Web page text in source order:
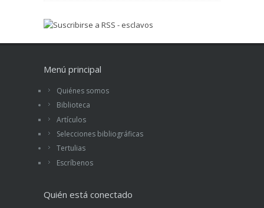
Menú principal
Quiénes somos
Biblioteca
Artículos
Selecciones bibliográficas
Tertulias
Escríbenos
Quién está conectado